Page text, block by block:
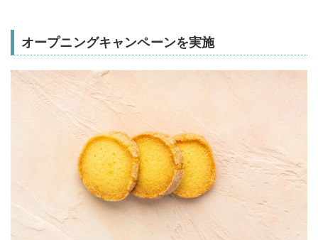
オープニングキャンペーンを実施